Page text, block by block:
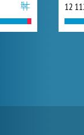
12